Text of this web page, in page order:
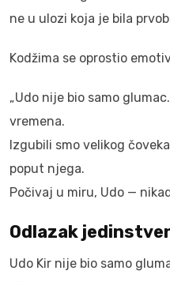
ne u ulozi koja je bila
Kodžima se oprostio
„Udo nije bio samo
vremena.
Izgubili smo velikog
poput njega.
Počivaj u miru, Udo —
Odlazak
Udo Kir nije bio samo